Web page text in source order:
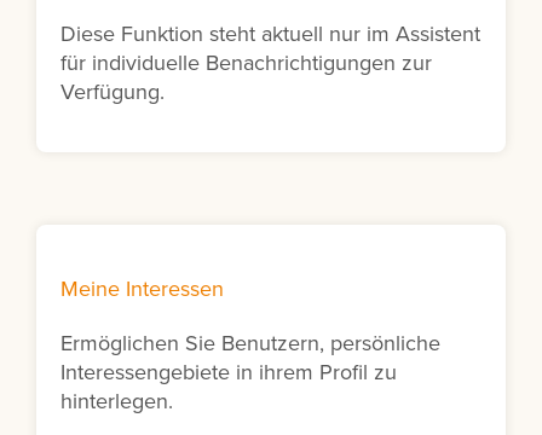
Diese Funktion steht aktuell nur im Assistent
für individuelle Benachrichtigungen zur
Verfügung.
Meine Interessen
Ermöglichen Sie Benutzern, persönliche
Interessengebiete in ihrem Profil zu
hinterlegen.